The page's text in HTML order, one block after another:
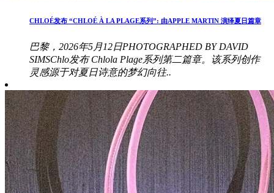
CHLOÉ发布 “CHLOÉ À LA PLAGE系列”: 由APPLE MARTIN 演绎夏日篇章
巴黎，2026年5月12日PHOTOGRAPHED BY DAVID
SIMSChlo发布 Chlola Plage系列第二篇章。该系列创作
灵感源于对夏日诗意的梦幻向往..